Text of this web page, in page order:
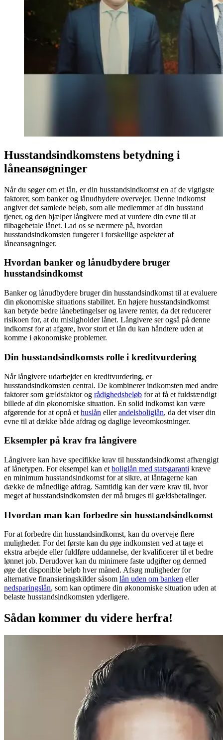
Husstandsindkomstens betydning i
låneansøgninger
Når du søger om et lån, er din husstandsindkomst en af de vigtigste
faktorer, som banker og lånudbydere overvejer. Denne indkomst
angiver det samlede beløb, som alle medlemmer af din husstand
tjener, og den hjælper långivere med at vurdere din evne til at
tilbagebetale lånet. Lad os se nærmere på, hvordan
husstandsindkomsten fungerer i forskellige aspekter af
låneansøgninger.
Hvordan banker og lånudbydere bruger
husstandsindkomst
Banker og lånudbydere bruger din husstandsindkomst til at evaluere
din økonomiske situations stabilitet. En højere husstandsindkomst
kan betyde bedre lånebetingelser og lavere renter, da det reducerer
risikoen for, at du misligholder lånet. Långivere ser også på denne
indkomst for at afgøre, hvor stort et lån du kan håndtere uden at
komme i økonomiske problemer.
Din husstandsindkomsts rolle i kreditvurdering
Når långivere udarbejder en kreditvurdering, er
husstandsindkomsten central. De kombinerer indkomsten med andre
faktorer som gældsfaktor og rådighedsbeløb for at få et fuldstændigt
billede af din økonomiske situation. En solid indkomst kan være
afgørende for at opnå et huslån ellerandelsboliglån, da det viser din
evne til at dække både afdrag og daglige leveomkostninger.
Eksempler på krav fra långivere
Långivere kan have specifikke krav til husstandsindkomst afhængigt
af lånetypen. For eksempel kan et boliglån med statsgaranti kræve
en minimum husstandsindkomst for at sikre, at låntagerne kan
dække de månedlige afdrag. Samtidig kan der være krav til, hvor
meget af husstandsindkomsten der må bruges til gældsbetalinger.
Hvordan man kan forbedre sin husstandsindkomst
For at forbedre din husstandsindkomst, kan du overveje flere
muligheder. For det første kan du øge indkomsten ved at tage et
ekstra arbejde eller fuldføre uddannelse, der kvalificerer til et bedre
lønnet job. Derudover kan du minimere faste udgifter og dermed
øge det disponible beløb hver måned. Afsøg muligheder for
alternative finansieringskilder såsom lån uden om banken eller
nedsparingslån, som kan optimere din økonomiske situation uden at
belaste husstandsindkomsten yderligere.
Sådan kommer du videre herfra!